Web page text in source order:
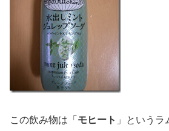
この飲み物は「 モヒート 」という